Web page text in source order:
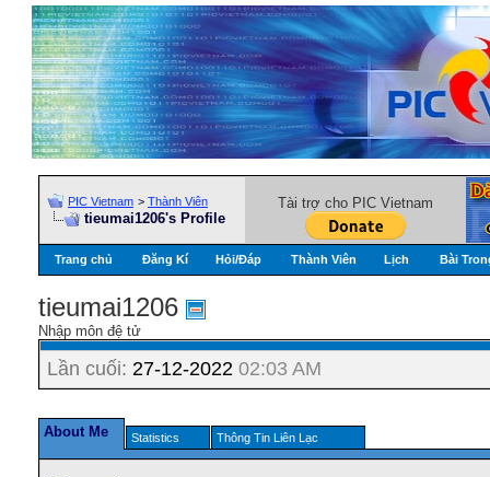
PIC Vietnam > Thành Viên
tieumai1206's Profile
Tài trợ cho PIC Vietnam
Trang chủ Đăng Kí Hỏi/Ðáp Thành Viên Lịch Bài
tieumai1206
Nhập môn đệ tử
Lần cuối: 27-12-2022 02:03 AM
About Me Statistics Thông Tin Liên Lạc